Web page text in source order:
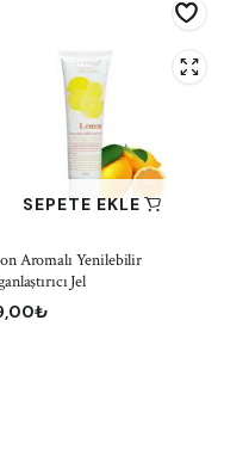
SEPETE EKLE
Aromalı Yenilebilir
Jel
₺